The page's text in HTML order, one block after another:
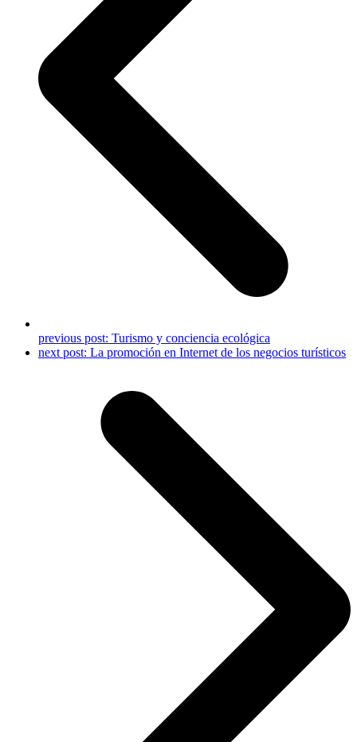
previous post: Turismo y conciencia ecológica
next post: La promoción en Internet de los negocios turísticos